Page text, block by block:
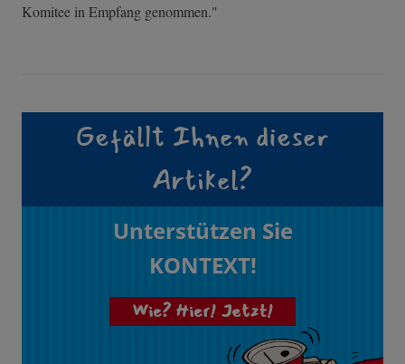
Komitee in Empfang genommen."
Gefällt Ihnen dieser
Artikel?
Unterstützen Sie
KONTEXT!
Wie? Hier! Jetzt!